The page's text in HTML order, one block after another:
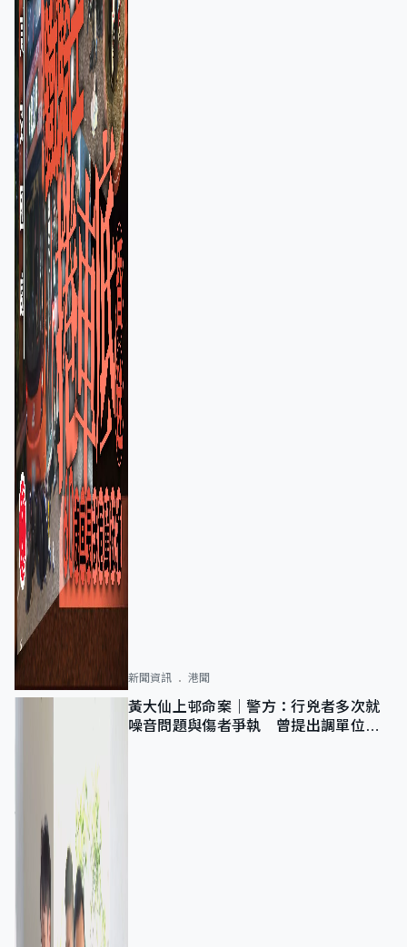
新聞資訊 港聞
黃大仙上邨命案｜警方：行兇者多次就
噪音問題與傷者爭執 曾提出調單位已